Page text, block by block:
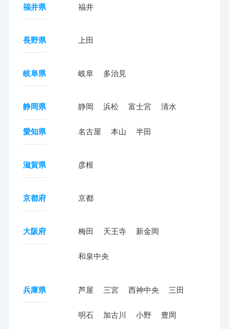
福井県 福井
長野県 上田
岐阜県 岐阜 多治見
静岡県 静岡 浜松 富士宮 清水
愛知県 名古屋 本山 半田
滋賀県 彦根
京都府 京都
大阪府 梅田 天王寺 新金岡
和泉中央
兵庫県 芦屋 三宮 西神中央 三田
明石 加古川 小野 豊岡